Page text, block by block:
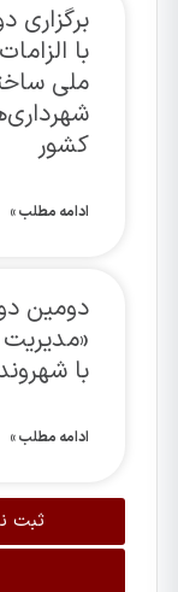
برگزاری
ملی
کشور
ادامه مطلب »
دومین
با
ادامه مطلب »
ثبت